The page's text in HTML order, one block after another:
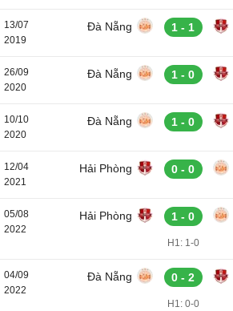
13/07
2019
Đà Nẵng 1 - 1
26/09
2020
Đà Nẵng 1 - 0
10/10
2020
Đà Nẵng 1 - 0
12/04
2021
Hải Phòng 0 - 0
05/08
2022
Hải Phòng 1 - 0
H1: 1-0
04/09
2022
Đà Nẵng 0 - 2
H1: 0-0